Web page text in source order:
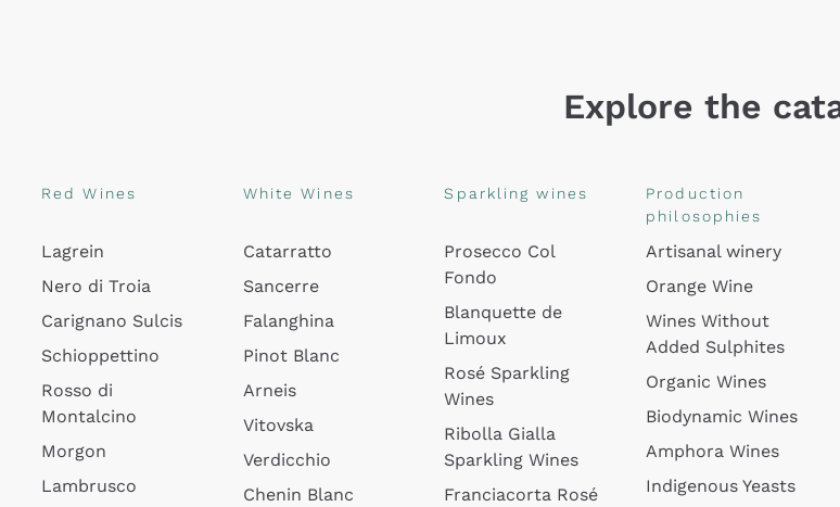
Explore the
Red Wines
Lagrein
Nero di Troia
Carignano Sulcis
Schioppettino
Rosso di
Montalcino
Morgon
Lambrusco
White Wines
Catarratto
Sancerre
Falanghina
Pinot Blanc
Arneis
Vitovska
Verdicchio
Chenin Blanc
Sparkling wines
Prosecco Col
Fondo
Blanquette de
Limoux
Rosé Sparkling
Wines
Ribolla Gialla
Sparkling Wines
Franciacorta Rosé
Production
philosophies
Artisanal winery
Orange Wine
Wines Without
Added Sulphites
Organic Wines
Biodynamic Wines
Amphora Wines
Indigenous Yeasts